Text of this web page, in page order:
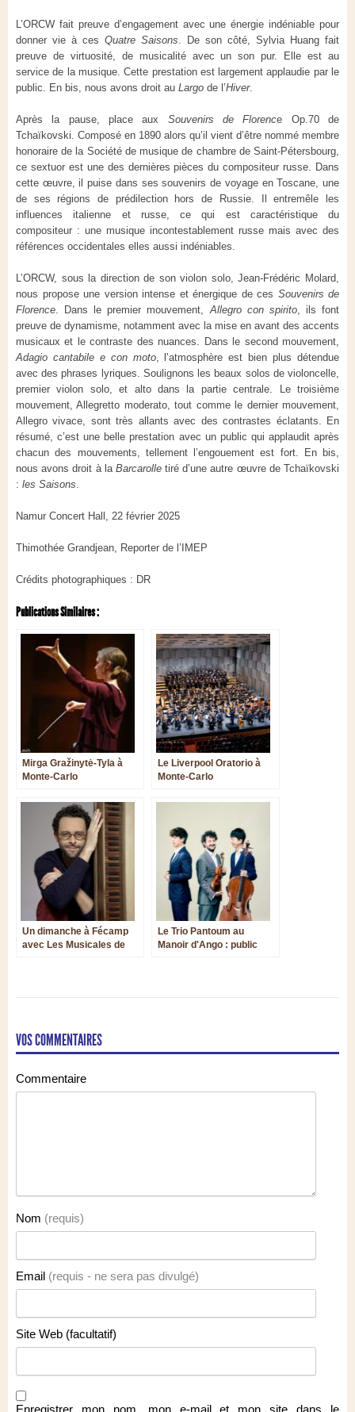
L’ORCW fait preuve d’engagement avec une énergie indéniable pour
donner vie à ces Quatre Saisons. De son côté, Sylvia Huang fait
preuve de virtuosité, de musicalité avec un son pur. Elle est au
service de la musique. Cette prestation est largement applaudie par le
public. En bis, nous avons droit au Largo de l’Hiver.
Après la pause, place aux Souvenirs de Florence Op.70 de
Tchaïkovski. Composé en 1890 alors qu’il vient d’être nommé membre
honoraire de la Société de musique de chambre de Saint-Pétersbourg,
ce sextuor est une des dernières pièces du compositeur russe. Dans
cette œuvre, il puise dans ses souvenirs de voyage en Toscane, une
de ses régions de prédilection hors de Russie. Il entremêle les
influences italienne et russe, ce qui est caractéristique du
compositeur : une musique incontestablement russe mais avec des
références occidentales elles aussi indéniables.
L’ORCW, sous la direction de son violon solo, Jean-Frédéric Molard,
nous propose une version intense et énergique de ces Souvenirs de
Florence. Dans le premier mouvement,Allegro con spirito, ils font
preuve de dynamisme, notamment avec la mise en avant des accents
musicaux et le contraste des nuances. Dans le second mouvement,
Adagio cantabile e con moto, l’atmosphère est bien plus détendue
avec des phrases lyriques. Soulignons les beaux solos de violoncelle,
premier violon solo, et alto dans la partie centrale. Le troisième
mouvement, Allegretto moderato, tout comme le dernier mouvement,
Allegro vivace, sont très allants avec des contrastes éclatants. En
résumé, c’est une belle prestation avec un public qui applaudit après
chacun des mouvements, tellement l’engouement est fort. En bis,
nous avons droit à la Barcarolletiré d’une autre œuvre de Tchaïkovski
: les Saisons.
Namur Concert Hall, 22 février 2025
Thimothée Grandjean, Reporter de l’IMEP
Crédits photographiques : DR
Publications Similaires :
Mirga Gražinytė-Tyla à
Monte-Carlo
Le Liverpool Oratorio à
Monte-Carlo
Un dimanche à Fécamp
avec Les Musicales de
Le Trio Pantoum au
Manoir d'Ango : public
VOS COMMENTAIRES
Commentaire
Nom (requis)
Email (requis - ne sera pas divulgé)
Site Web (facultatif)